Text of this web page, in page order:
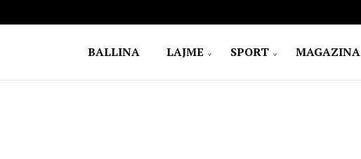
BALLINA LAJME SPORT MAGAZINA